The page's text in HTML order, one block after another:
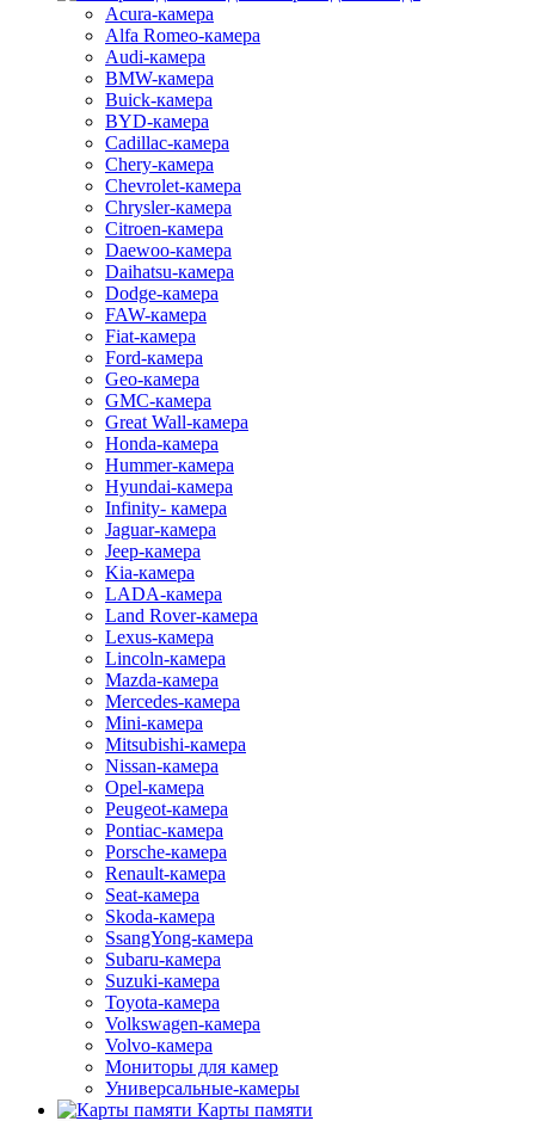
Acura-камера
Alfa Romeo-камера
Audi-камера
BMW-камера
Buick-камера
BYD-камера
Cadillac-камера
Chery-камера
Chevrolet-камера
Chrysler-камера
Citroen-камера
Daewoo-камера
Daihatsu-камера
Dodge-камера
FAW-камера
Fiat-камера
Ford-камера
Geo-камера
GMC-камера
Great Wall-камера
Honda-камера
Hummer-камера
Hyundai-камера
Infinity- камера
Jaguar-камера
Jeep-камера
Kia-камера
LADA-камера
Land Rover-камера
Lexus-камера
Lincoln-камера
Mazda-камера
Mercedes-камера
Mini-камера
Mitsubishi-камера
Nissan-камера
Opel-камера
Peugeot-камера
Pontiac-камера
Porsche-камера
Renault-камера
Seat-камера
Skoda-камера
SsangYong-камера
Subaru-камера
Suzuki-камера
Toyota-камера
Volkswagen-камера
Volvo-камера
Мониторы для камер
Универсальные-камеры
Карты памяти